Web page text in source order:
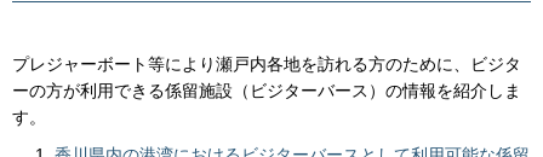
プレジャーボート等により瀬戸内各地を訪れる方のために、ビジタ
ーの方が利用できる係留施設（ビジターバース）の情報を紹介しま
す。